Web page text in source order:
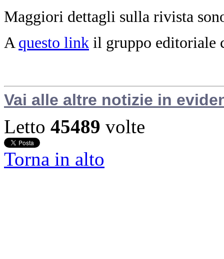
Maggiori dettagli sulla rivista
A questo link il gruppo editoriale
Vai alle altre notizie in
Letto 45489 volte
Torna in alto